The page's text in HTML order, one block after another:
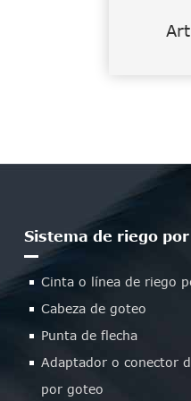
Sistema de riego
Cinta o línea de riego
Cabeza de goteo
Punta de flecha
Adaptador o conector
por goteo